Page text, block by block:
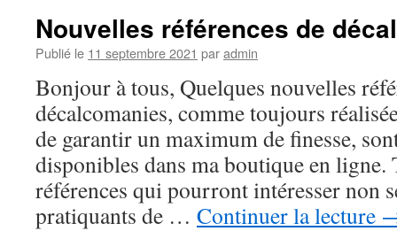
Nouvelles références de
Publié le 11 septembre 2021 paradmin
Bonjour à tous, Quelques nouvelles
décalcomanies, comme toujours
de garantir un maximum de finesse,
disponibles dans ma boutique en ligne.
références qui pourront intéresser non
pratiquants de … Continuer la lecture